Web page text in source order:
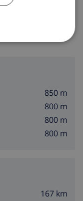
850 m
800 m
800 m
800 m
167 km